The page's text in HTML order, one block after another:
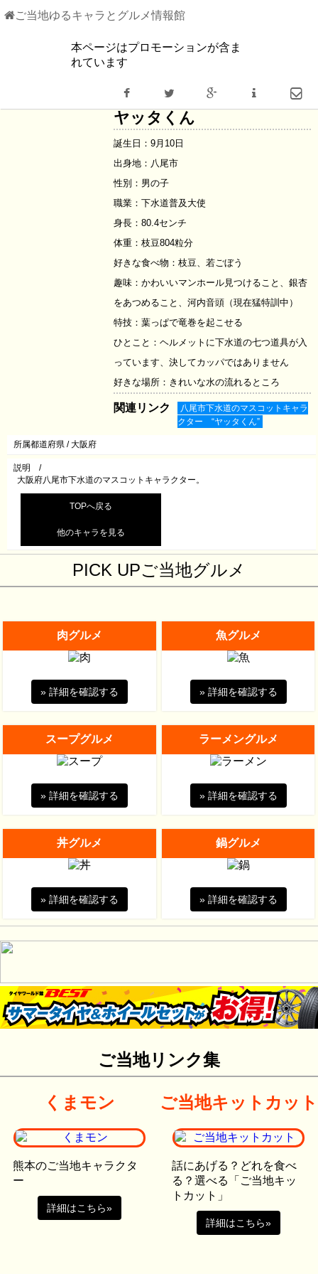
ご当地ゆるキャラとグルメ情報館
本ページはプロモーションが含ま
れています
ゆるキャラ情報
ヤッタくん
誕生日：9月10日
出身地：八尾市
性別：男の子
職業：下水道普及大使
身長：80.4センチ
体重：枝豆804粒分
好きな食べ物：枝豆、若ごぼう
趣味：かわいいマンホール見つけること、銀杏
をあつめること、河内音頭（現在猛特訓中）
特技：葉っぱで竜巻を起こせる
ひとこと：ヘルメットに下水道の七つ道具が入
っています、決してカッパではありません
好きな場所：きれいな水の流れるところ
関連リンク
八尾市下水道のマスコットキャラ
クター “ヤッタくん”
所属都道府県 /大阪府
説明 /
大阪府八尾市下水道のマスコットキャラクター。
TOPへ戻る
他のキャラを見る
PICK UPご当地グルメ
肉グルメ
» 詳細を確認する
魚グルメ
» 詳細を確認する
スープグルメ
» 詳細を確認する
ラーメングルメ
» 詳細を確認する
丼グルメ
» 詳細を確認する
鍋グルメ
» 詳細を確認する
ご当地リンク集
くまモン
熊本のご当地キャラクタ
ー
詳細はこちら»
ご当地キットカット
話にあげる？どれを食べ
る？選べる「ご当地キッ
トカット」
詳細はこちら»